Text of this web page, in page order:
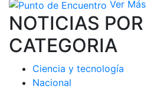
Ver Más
NOTICIAS POR
CATEGORIA
Ciencia y tecnología
Nacional